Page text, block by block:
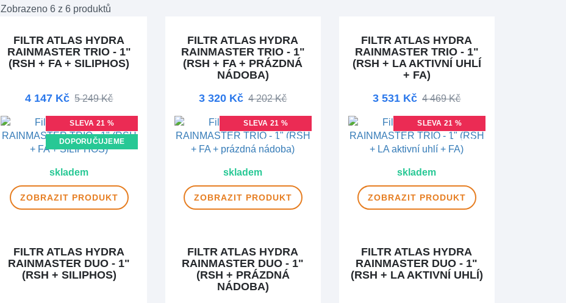
Zobrazeno 6 z 6 produktů
FILTR ATLAS HYDRA
RAINMASTER TRIO - 1"
(RSH + FA + SILIPHOS)
4 147 Kč 5 249 Kč
SLEVA 21 %
DOPORUČUJEME
skladem
ZOBRAZIT PRODUKT
FILTR ATLAS HYDRA
RAINMASTER TRIO - 1"
(RSH + FA + PRÁZDNÁ
NÁDOBA)
3 320 Kč 4 202 Kč
SLEVA 21 %
DOPRAVA ZDARMA
skladem
ZOBRAZIT PRODUKT
FILTR ATLAS HYDRA
RAINMASTER TRIO - 1"
(RSH + LA AKTIVNÍ UHLÍ
+ FA)
3 531 Kč 4 469 Kč
SLEVA 21 %
DOPRAVA ZDARMA
skladem
ZOBRAZIT PRODUKT
FILTR ATLAS HYDRA
RAINMASTER DUO - 1"
(RSH + SILIPHOS)
FILTR ATLAS HYDRA
RAINMASTER DUO - 1"
(RSH + PRÁZDNÁ
NÁDOBA)
FILTR ATLAS HYDRA
RAINMASTER DUO - 1"
(RSH + LA AKTIVNÍ UHLÍ)